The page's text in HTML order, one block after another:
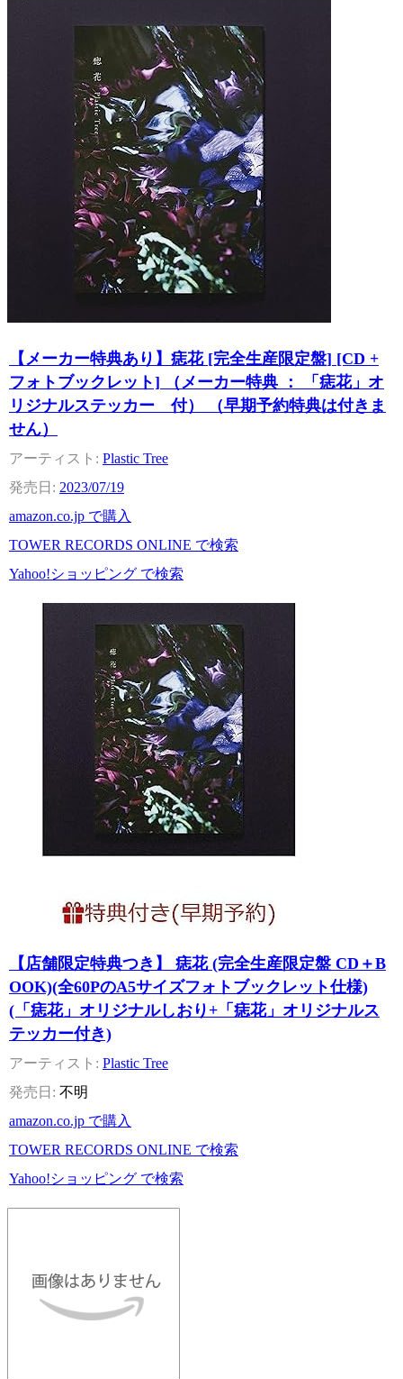
【メーカー特典あり】痣花 [完全生産限定盤] [CD +
フォトブックレット] （メーカー特典 ： 「痣花」オ
リジナルステッカー 付） （早期予約特典は付きま
せん）
Plastic Tree
2023/07/19
amazon.co.jp で購入
TOWER RECORDS ONLINE で検索
Yahoo!ショッピング で検索
【店舗限定特典つき】 痣花 (完全生産限定盤 CD＋B
OOK)(全60PのA5サイズフォトブックレット仕様)
(「痣花」オリジナルしおり+「痣花」オリジナルス
テッカー付き)
Plastic Tree
不明
amazon.co.jp で購入
TOWER RECORDS ONLINE で検索
Yahoo!ショッピング で検索